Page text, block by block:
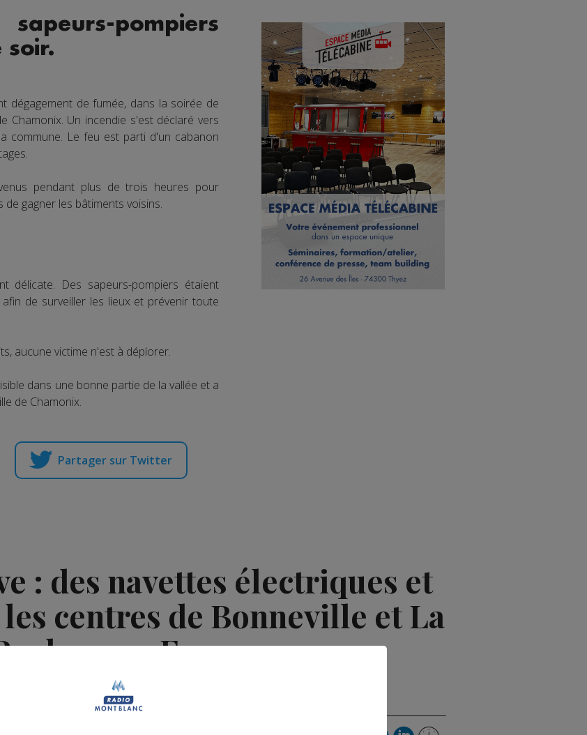
pompiers
soir.
dégagement de fumée, dans la soirée de
Chamonix. Un incendie s'est déclaré vers
commune. Le feu est parti d'un cabanon
pendant plus de trois heures pour
gagner les bâtiments voisins.
délicate. Des sapeurs-pompiers étaient
de surveiller les lieux et prévenir toute
aucune victime n'est à déplorer.
dans une bonne partie de la vallée et a
de Chamonix.
Partager sur Twitter
: des navettes électriques et
centres de Bonneville et La
sur-Foron
6 juillet 2026 à 11h36